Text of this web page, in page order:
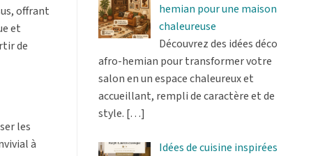
offrant
et
de
les
à
hemian pour une maison
chaleureuse
Découvrez des idées déco
afro-hemian pour transformer votre
salon en un espace chaleureux et
accueillant, rempli de caractère et de
style. […]
Idées de cuisine inspirées